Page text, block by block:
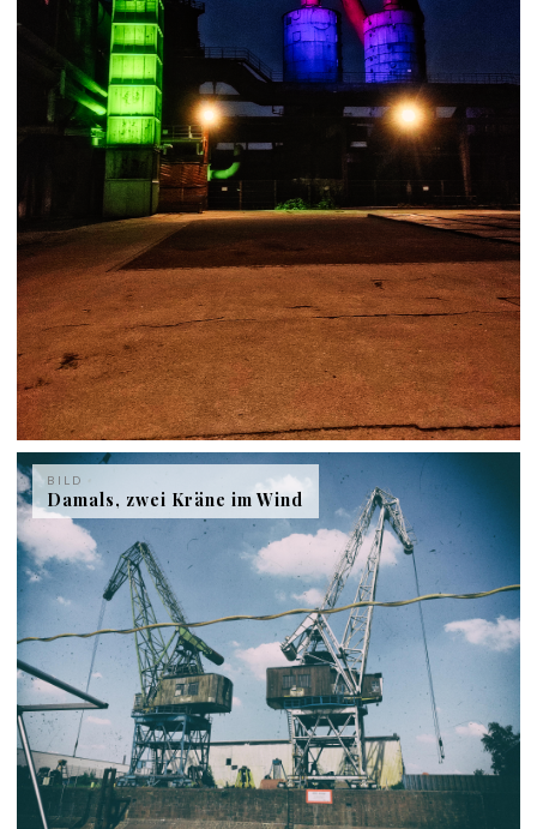
BILD
Damals, zwei Kräne im Wind